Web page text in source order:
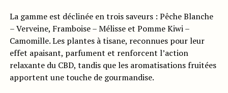
La gamme est déclinée en trois saveurs : Pêche Blanche
– Verveine, Framboise – Mélisse et Pomme Kiwi –
Camomille. Les plantes à tisane, reconnues pour leur
effet apaisant, parfument et renforcent l’action
relaxante du CBD, tandis que les aromatisations fruitées
apportent une touche de gourmandise.